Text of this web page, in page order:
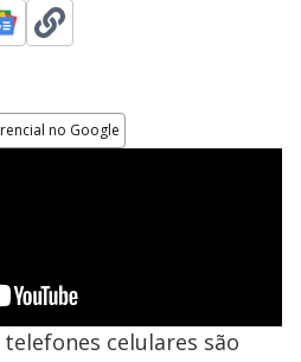
no Google
celulares são